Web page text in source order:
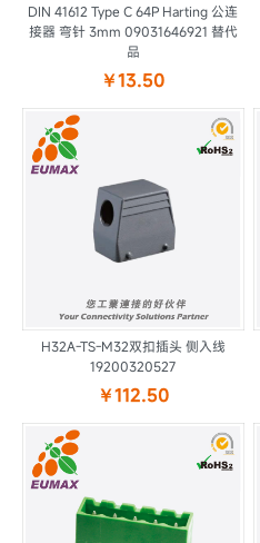
DIN 41612 Type C 64P Harting 公连
接器 弯针 3mm 09031646921 替代
品
￥13.50
H32A-TS-M32双扣插头 侧入线
19200320527
￥112.50